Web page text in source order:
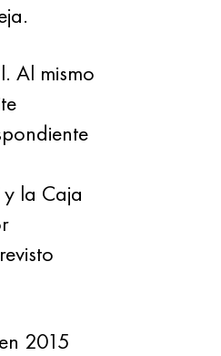
Al mismo
la Caja
2015